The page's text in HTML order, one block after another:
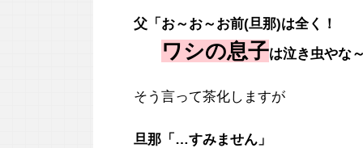
父「お～お～お前(旦那)は全く！
ワシの息子は泣き虫やな～
そう言って茶化しますが
旦那「…すみません」